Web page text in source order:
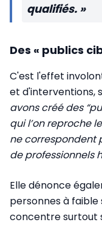
qualifiés. »
Des « publics
C'est l'effet
et d'interventions,
avons créé des
qui l’on reproche
ne correspondent
de professionnels
Elle dénonce
personnes à
concentre surtout